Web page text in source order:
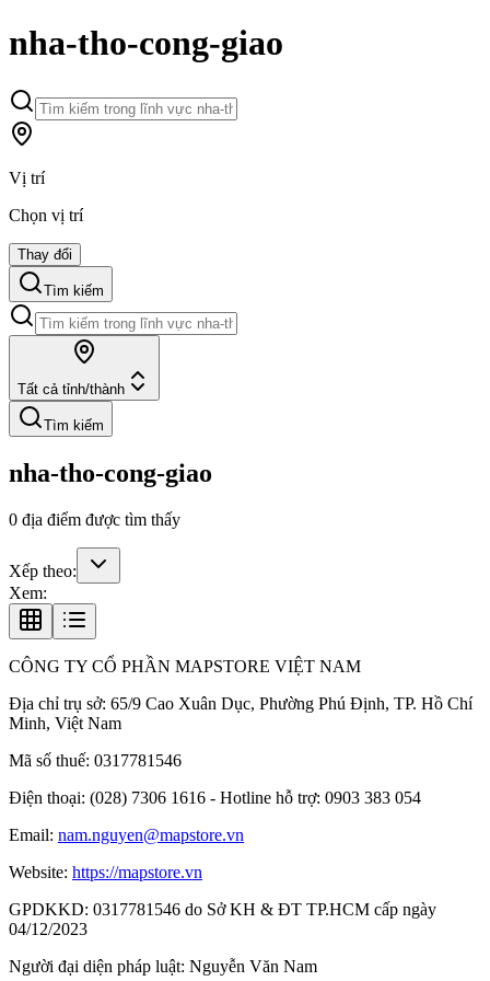
nha-tho-cong-giao
Vị trí
Chọn vị trí
Thay đổi
Tìm kiếm
Tất cả tỉnh/thành
Tìm kiếm
nha-tho-cong-giao
0 địa điểm được tìm thấy
Xếp theo:
Xem:
CÔNG TY CỔ PHẦN MAPSTORE VIỆT NAM
Địa chỉ trụ sở: 65/9 Cao Xuân Dục, Phường Phú Định, TP. Hồ Chí
Minh, Việt Nam
Mã số thuế: 0317781546
Điện thoại: (028) 7306 1616 - Hotline hỗ trợ: 0903 383 054
Email: nam.nguyen@mapstore.vn
Website: https://mapstore.vn
GPDKKD: 0317781546 do Sở KH & ĐT TP.HCM cấp ngày
04/12/2023
Người đại diện pháp luật: Nguyễn Văn Nam